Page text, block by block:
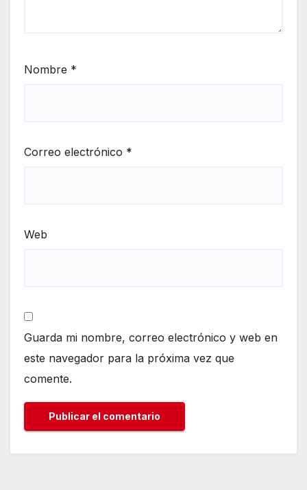
Nombre *
Correo electrónico *
Web
Guarda mi nombre, correo electrónico y web en
este navegador para la próxima vez que
comente.